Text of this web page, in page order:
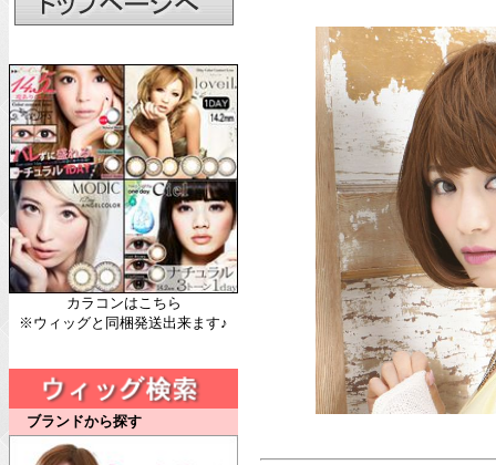
カラコンはこちら
※ウィッグと同梱発送出来ます♪
ブランドから探す